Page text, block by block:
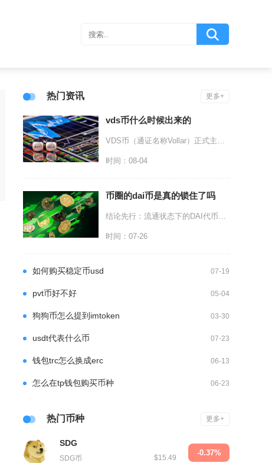
热门资讯 更多+
vds币什么时候出来的
VDS币（通证名称Vollar）正式主网上线、面向全网流通的时间为2019年2月14日，这
时间：08-04
币圈的dai币是真的锁住了吗
结论先行：流通状态下的DAI代币本身没有被协议整体锁住，被锁定的是铸造DAI对应的底层抵押
时间：07-26
如何购买稳定币usd 07-19
pvt币好不好 05-04
狗狗币怎么提到imtoken 03-30
usdt代表什么币 07-23
钱包trc怎么换成erc 06-13
怎么在tp钱包购买币种 06-23
热门币种 更多+
SDG
SDG币 $15.49
-0.37%